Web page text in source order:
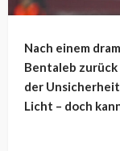
Nach einem
Bentaleb
der
Licht – doch